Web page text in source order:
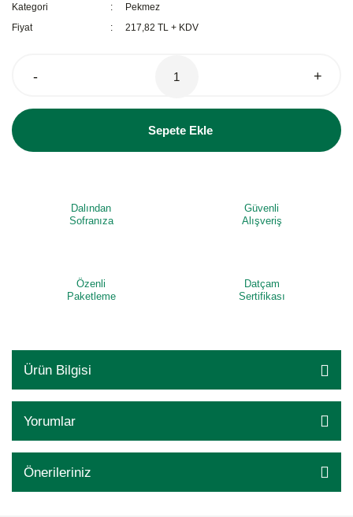
Kategori
Pekmez
Fiyat
217,82 TL + KDV
- +
Sepete Ekle
Dalından
Sofranıza
Güvenli
Alışveriş
Özenli
Paketleme
Datçam
Sertifikası
Ürün Bilgisi
Yorumlar
Önerileriniz